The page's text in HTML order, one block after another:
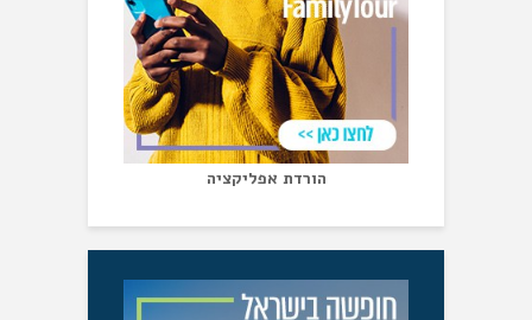
הורדת אפליקציה